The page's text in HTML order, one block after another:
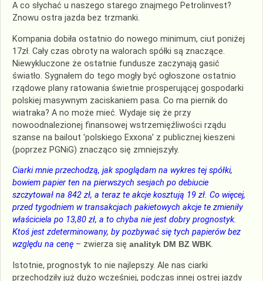
A co słychać u naszego starego znajmego Petrolinvest?
Znowu ostra jazda bez trzmanki.
Kompania dobiła ostatnio do nowego minimum, ciut poniżej
17zł. Cały czas obroty na walorach spółki są znaczące.
Niewykluczone że ostatnie fundusze zaczynają gasić
światło. Sygnałem do tego mogły być ogłoszone ostatnio
rządowe plany ratowania świetnie prosperującej gospodarki
polskiej masywnym zaciskaniem pasa. Co ma piernik do
wiatraka? A no może mieć. Wydaje się że przy
nowoodnalezionej finansowej wstrzemięźliwości rządu
szanse na bailout 'polskiego Exxona’ z publicznej kieszeni
(poprzez PGNiG) znacząco się zmniejszyły.
Ciarki mnie przechodzą, jak spoglądam na wykres tej spółki,
bowiem papier ten na pierwszych sesjach po debiucie
szczytował na 842 zł, a teraz te akcje kosztują 19 zł. Co więcej,
przed tygodniem w transakcjach pakietowych akcje te zmieniły
właściciela po 13,80 zł, a to chyba nie jest dobry prognostyk.
Ktoś jest zdeterminowany, by pozbywać się tych papierów bez
względu na cenę – zwierza się analityk DM BZ WBK.
Istotnie, prognostyk to nie najlepszy. Ale nas ciarki
przechodziły już dużo wcześniej, podczas innej ostrej jazdy